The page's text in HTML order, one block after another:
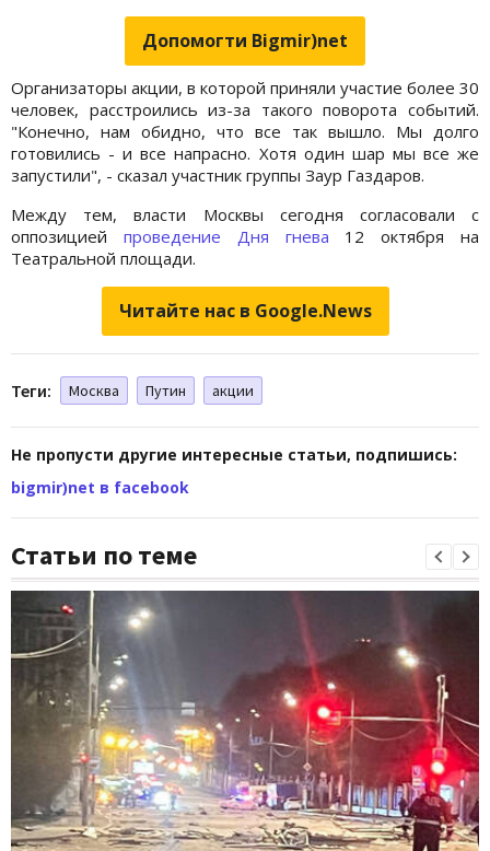
Допомогти Bigmir)net
Организаторы акции, в которой приняли участие более 30
человек, расстроились из-за такого поворота событий.
"Конечно, нам обидно, что все так вышло. Мы долго
готовились - и все напрасно. Хотя один шар мы все же
запустили", - сказал участник группы Заур Газдаров.
Между тем, власти Москвы сегодня согласовали с
оппозицией проведение Дня гнева 12 октября на
Театральной площади.
Читайте нас в Google.News
Теги: Москва Путин акции
Не пропусти другие интересные статьи, подпишись:
bigmir)net в facebook
Статьи по теме